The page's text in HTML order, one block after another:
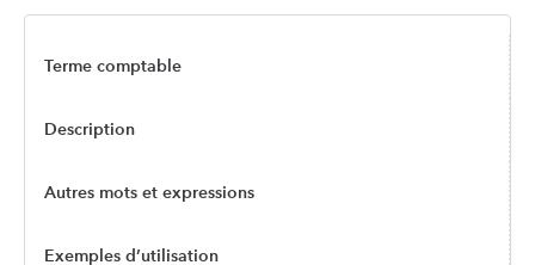
Terme comptable
Description
Autres mots et expressions
Exemples d’utilisation